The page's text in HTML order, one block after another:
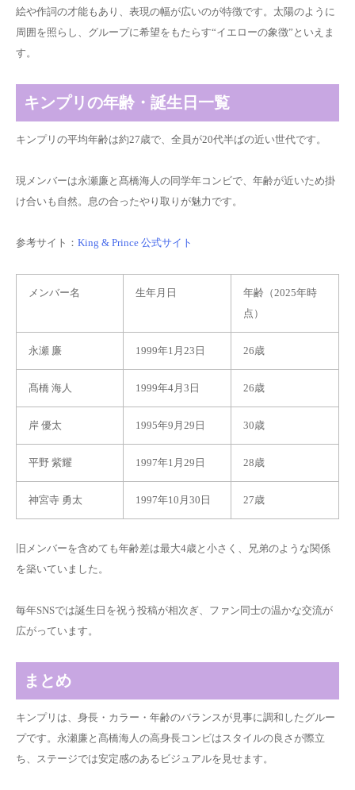
絵や作詞の才能もあり、表現の幅が広いのが特徴です。太陽のように
周囲を照らし、グループに希望をもたらす“イエローの象徴”といえま
す。
キンプリの年齢・誕生日一覧
キンプリの平均年齢は約27歳で、全員が20代半ばの近い世代です。
現メンバーは永瀬廉と髙橋海人の同学年コンビで、年齢が近いため掛
け合いも自然。息の合ったやり取りが魅力です。
参考サイト： King & Prince 公式サイト
メンバー名 生年月日
年齢（2025年時
点）
永瀬 廉 1999年1月23日 26歳
髙橋 海人 1999年4月3日 26歳
岸 優太 1995年9月29日 30歳
平野 紫耀 1997年1月29日 28歳
神宮寺 勇太 1997年10月30日 27歳
旧メンバーを含めても年齢差は最大4歳と小さく、兄弟のような関係
を築いていました。
毎年SNSでは誕生日を祝う投稿が相次ぎ、ファン同士の温かな交流が
広がっています。
まとめ
キンプリは、身長・カラー・年齢のバランスが見事に調和したグルー
プです。永瀬廉と髙橋海人の高身長コンビはスタイルの良さが際立
ち、ステージでは安定感のあるビジュアルを見せます。